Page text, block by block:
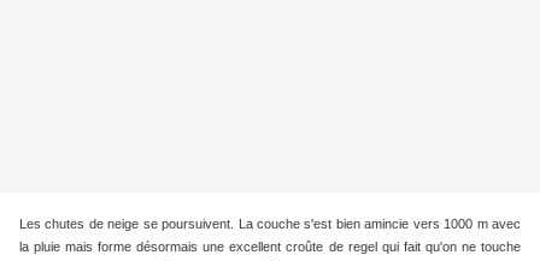
Les chutes de neige se poursuivent. La couche s'est bien amincie vers 1000 m avec
la pluie mais forme désormais une excellent croûte de regel qui fait qu'on ne touche